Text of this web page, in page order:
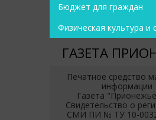
Бюджет для граждан
Физическая культура и
ГАЗЕТА
Печатное средство
информации
Газета
Свидетельство о
СМИ ПИ № ТУ 10-